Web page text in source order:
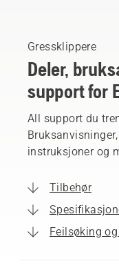
Gressklippere
Deler,
support for
All support du
instruksjoner og
Tilbehør
Feilsøking